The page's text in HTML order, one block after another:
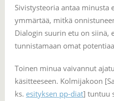
Sivistysteoria antaa minusta
ymmärtää, mitkä
Dialogin suurin etu on siinä,
tunnistamaan omat
Toinen minua vaivannut
käsitteeseen. Kolmijakoon
ks. esityksen pp-diat] tuntuu